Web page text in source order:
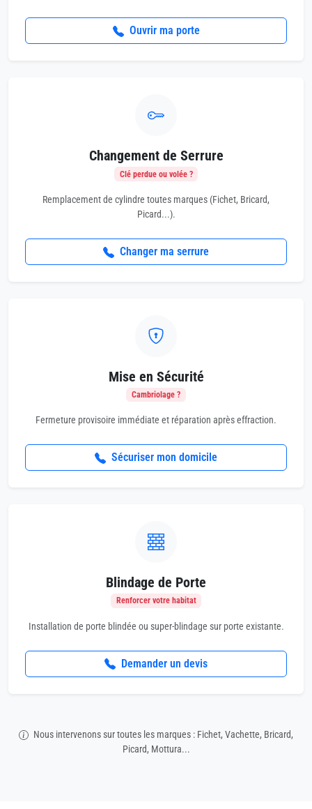
Ouvrir ma porte
Changement de Serrure
Clé perdue ou volée ?
Remplacement de cylindre toutes marques (Fichet, Bricard,
Picard...).
Changer ma serrure
Mise en Sécurité
Cambriolage ?
Fermeture provisoire immédiate et réparation après effraction.
Sécuriser mon domicile
Blindage de Porte
Renforcer votre habitat
Installation de porte blindée ou super-blindage sur porte existante.
Demander un devis
Nous intervenons sur toutes les marques : Fichet, Vachette, Bricard,
Picard, Mottura...